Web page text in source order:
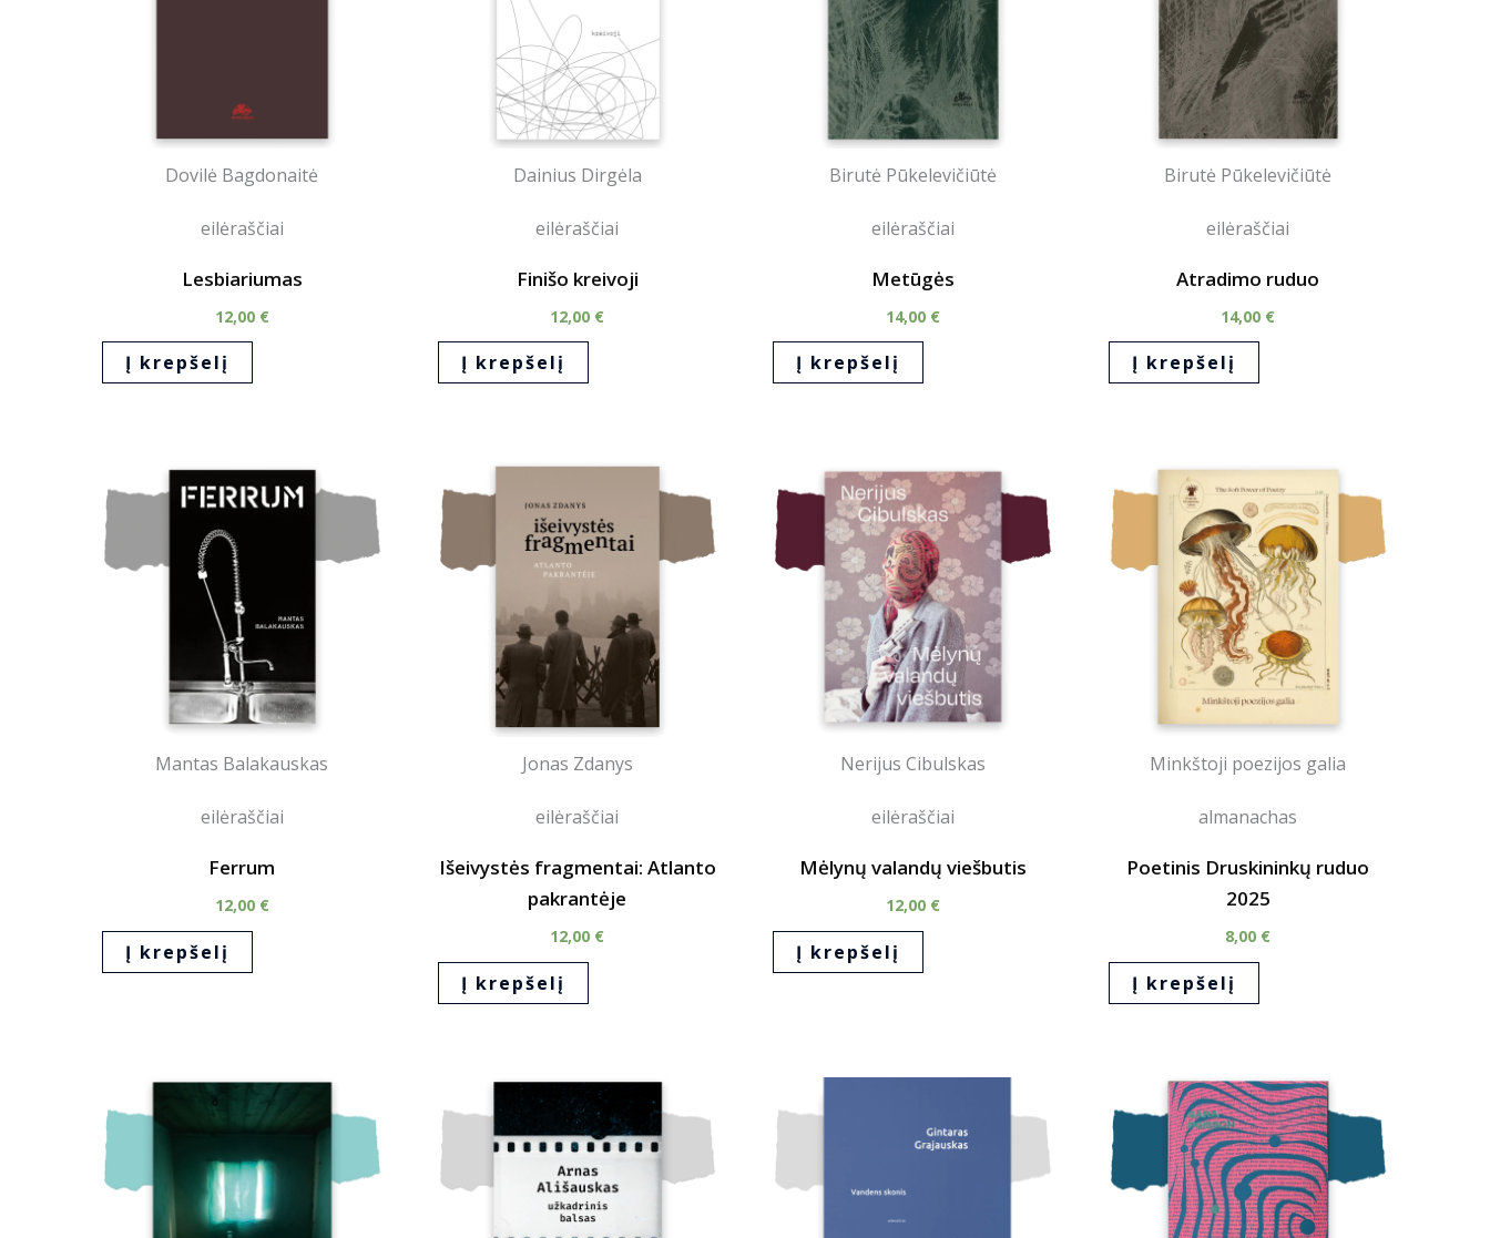
Dovilė Bagdonaitė
eilėraščiai
Lesbiariumas
12,00 €
Į krepšelį
Dainius Dirgėla
eilėraščiai
Finišo kreivoji
12,00 €
Į krepšelį
Birutė Pūkelevičiūtė
eilėraščiai
Metūgės
14,00 €
Į krepšelį
Birutė Pūkelevičiūtė
eilėraščiai
Atradimo ruduo
14,00 €
Į krepšelį
Mantas Balakauskas
eilėraščiai
Ferrum
12,00 €
Į krepšelį
Jonas Zdanys
eilėraščiai
Išeivystės fragmentai: Atlanto
pakrantėje
12,00 €
Į krepšelį
Nerijus Cibulskas
eilėraščiai
Mėlynų valandų viešbutis
12,00 €
Į krepšelį
Minkštoji poezijos galia
almanachas
Poetinis Druskininkų ruduo
2025
8,00 €
Į krepšelį